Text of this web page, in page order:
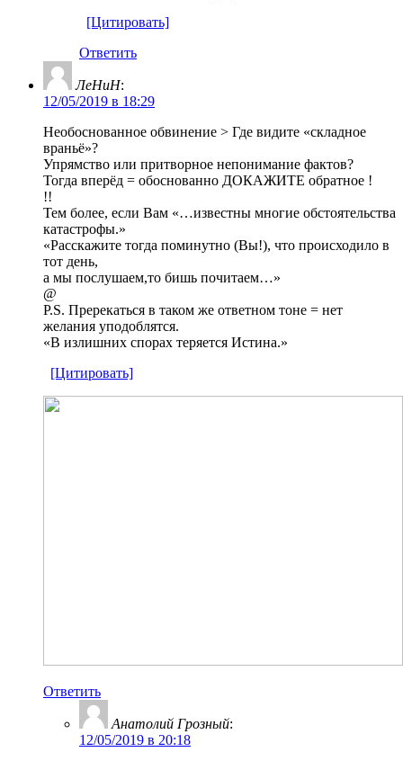
[Цитировать]
Ответить
ЛеНиН:
12/05/2019 в 18:29
Необоснованное обвинение > Где видите «складное
враньё»?
Упрямство или притворное непонимание фактов?
Тогда вперёд = обоснованно ДОКАЖИТЕ обратное !
!!
Тем более, если Вам «…известны многие обстоятельства
катастрофы.»
«Расскажите тогда поминутно (Вы!), что происходило в
тот день,
а мы послушаем,то бишь почитаем…»
@
P.S. Пререкаться в таком же ответном тоне = нет
желания уподоблятся.
«В излишних спорах теряется Истина.»
[Цитировать]
Ответить
Анатолий Грозный:
12/05/2019 в 20:18